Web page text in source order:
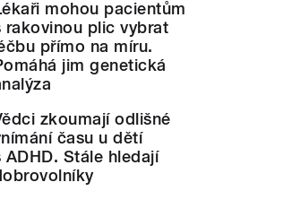
mohou pacientům
rakovinou plic vybrat
přímo na míru.
jim genetická
zkoumají odlišné
času u dětí
ADHD. Stále hledají